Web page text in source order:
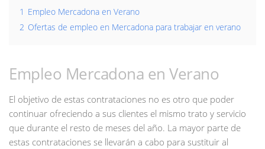
1 Empleo Mercadona en Verano
2 Ofertas de empleo en Mercadona para trabajar en verano
Empleo Mercadona en Verano
El objetivo de estas contrataciones no es otro que poder
continuar ofreciendo a sus clientes el mismo trato y servicio
que durante el resto de meses del año. La mayor parte de
estas contrataciones se llevarán a cabo para sustituir al